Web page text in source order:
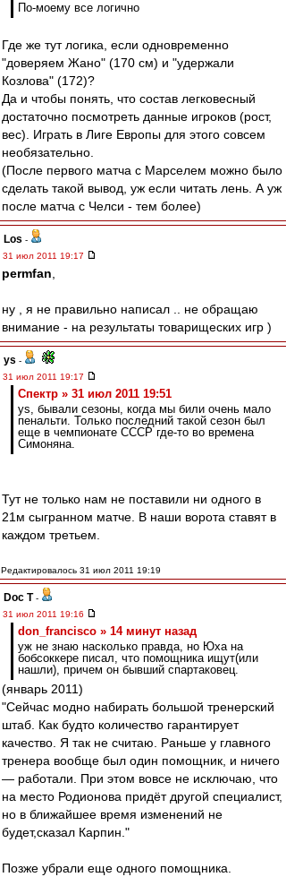
По-моему все логично
Где же тут логика, если одновременно
"доверяем Жано" (170 см) и "удержали
Козлова" (172)?
Да и чтобы понять, что состав легковесный
достаточно посмотреть данные игроков (рост,
вес). Играть в Лиге Европы для этого совсем
необязательно.
(После первого матча с Марселем можно было
сделать такой вывод, уж если читать лень. А уж
после матча с Челси - тем более)
Los -
31 июл 2011 19:17
permfan
ну , я не правильно написал .. не обращаю
внимание - на результаты товарищеских игр )
ys -
31 июл 2011 19:17
Спектр » 31 июл 2011 19:51
ys, бывали сезоны, когда мы били очень мало
пенальти. Только последний такой сезон был
еще в чемпионате СССР где-то во времена
Симоняна.
Тут не только нам не поставили ни одного в
21м сыгранном матче. В наши ворота ставят в
каждом третьем.
Редактировалось 31 июл 2011 19:19
Doc T -
31 июл 2011 19:16
don_francisco » 14 минут назад
уж не знаю насколько правда, но Юха на
бобсоккере писал, что помощника ищут(или
нашли), причем он бывший спартаковец.
(январь 2011)
"Сейчас модно набирать большой тренерский
штаб. Как будто количество гарантирует
качество. Я так не считаю. Раньше у главного
тренера вообще был один помощник, и ничего
— работали. При этом вовсе не исключаю, что
на место Родионова придёт другой специалист,
но в ближайшее время изменений не
будет,сказал Карпин."
Позже убрали еще одного помощника.